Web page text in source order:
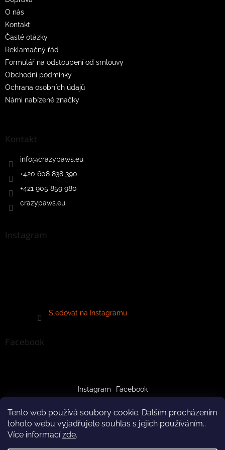
Tento web používá soubory cookie. Dalším procházením
tohoto webu vyjadřujete souhlas s jejich používáním..
Více informacízde.
O nás
Kontakt
Časté otázky
Reklamačný řád
Formulář na odstoupení od smlouvy
Obchodní podmínky
Ochrana osobních údajů
Námi nabízené značky
Kontakt
info@crazypaws.eu
+420 608 838 390
+421 905 859 980
crazypaws.eu
Instagram
Sledovat na Instagramu
Facebook
Instagram Facebook